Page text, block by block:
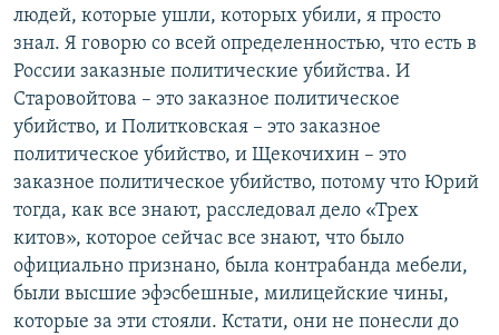
людей, которые ушли, которых убили, я просто
знал. Я говорю со всей определенностью, что есть в
России заказные политические убийства. И
Старовойтова – это заказное политическое
убийство, и Политковская – это заказное
политическое убийство, и Щекочихин – это
заказное политическое убийство, потому что Юрий
тогда, как все знают, расследовал дело «Трех
китов», которое сейчас все знают, что было
официально признано, была контрабанда мебели,
были высшие эфэсбешные, милицейские чины,
которые за эти стояли. Кстати, они не понесли до